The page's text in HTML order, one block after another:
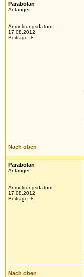
Parabolan
Anfänger
Anmeldungsdatum:
17.08.2012
Beiträge: 8
Nach oben
Parabolan
Anfänger
Anmeldungsdatum:
17.08.2012
Beiträge: 8
Nach oben